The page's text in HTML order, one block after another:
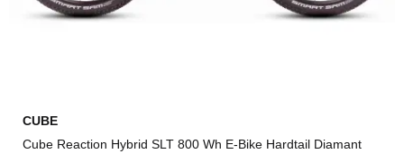
CUBE
Cube Reaction Hybrid SLT 800 Wh E-Bike Hardtail Diamant